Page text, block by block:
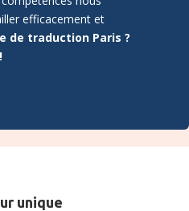
efficacement et
de traduction Paris ?
unique